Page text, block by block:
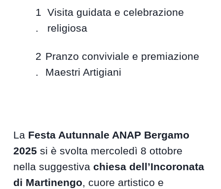
Visita guidata e celebrazione
religiosa
Pranzo conviviale e premiazione
Maestri Artigiani
La Festa Autunnale ANAP Bergamo
2025 si è svolta mercoledì 8 ottobre
nella suggestivachiesa dell’Incoronata
di Martinengo, cuore artistico e